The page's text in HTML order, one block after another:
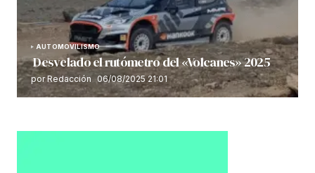
AUTOMOVILISMO
Desvelado el rutómetro del «Volcanes» 2025
por Redacción 06/08/2025 21:01